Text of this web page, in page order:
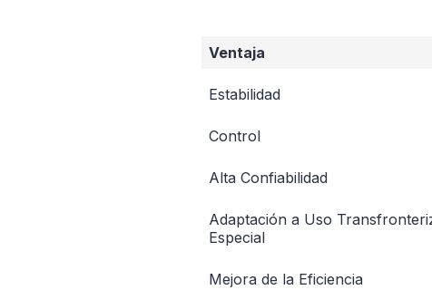
Ventaja
Estabilidad
Control
Alta Confiabilidad
Adaptación a Uso
Especial
Mejora de la Eficiencia